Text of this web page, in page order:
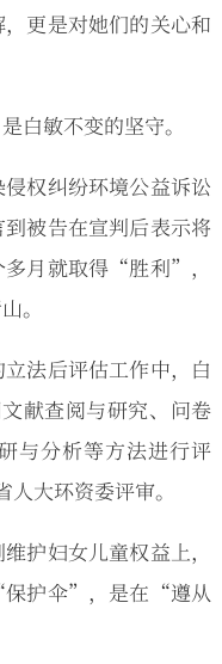
更是对她们的关心和
白敏不变的坚守。
权纠纷环境公益诉讼
被告在宣判后表示将
月就取得“胜利”，
。
法后评估工作中，白
献查阅与研究、问卷
与分析等方法进行评
大环资委评审。
护妇女儿童权益上，
保护伞”，是在“遵从